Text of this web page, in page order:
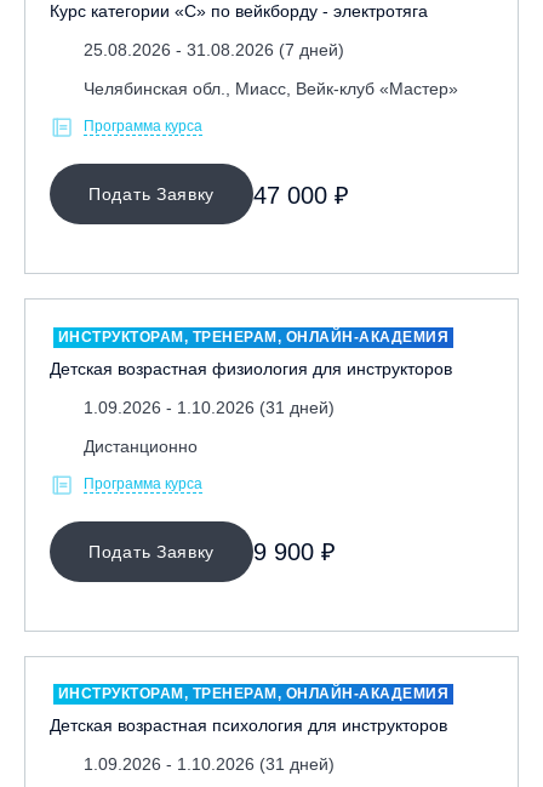
Курс категории «С» по вейкборду - электротяга
25.08.2026 - 31.08.2026 (7 дней)
Челябинская обл., Миасс, Вейк-клуб «Мастер»
Программа курса
Подать Заявку 47 000 ₽
ИНСТРУКТОРАМ, ТРЕНЕРАМ, ОНЛАЙН-АКАДЕМИЯ
Детская возрастная физиология для инструкторов
1.09.2026 - 1.10.2026 (31 дней)
Дистанционно
Программа курса
Подать Заявку 9 900 ₽
ИНСТРУКТОРАМ, ТРЕНЕРАМ, ОНЛАЙН-АКАДЕМИЯ
Детская возрастная психология для инструкторов
1.09.2026 - 1.10.2026 (31 дней)